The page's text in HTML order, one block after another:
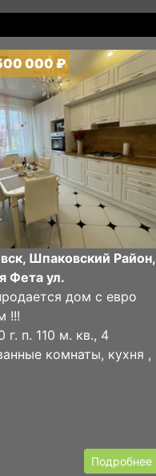
000 ₽
Шпаковский Район,
Фета ул.
дом с евро
!!!
п. 110 м. кв., 4
комнаты, кухня ,
Подробнее